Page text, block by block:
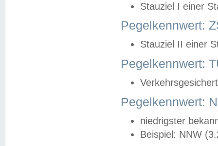
Stauziel I einer
Pegelkennwert:
Stauziel II einer
Pegelkennwert:
Pegelkennwert:
niedrigster
Beispiel: NNW